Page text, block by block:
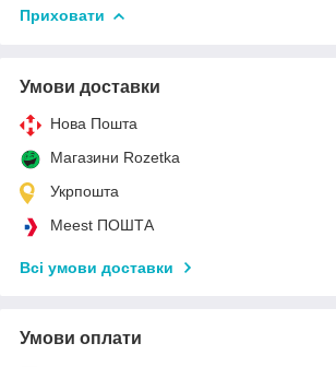
Приховати
Умови доставки
Нова Пошта
Магазини Rozetka
Укрпошта
Meest ПОШТА
Всі умови доставки
Умови оплати